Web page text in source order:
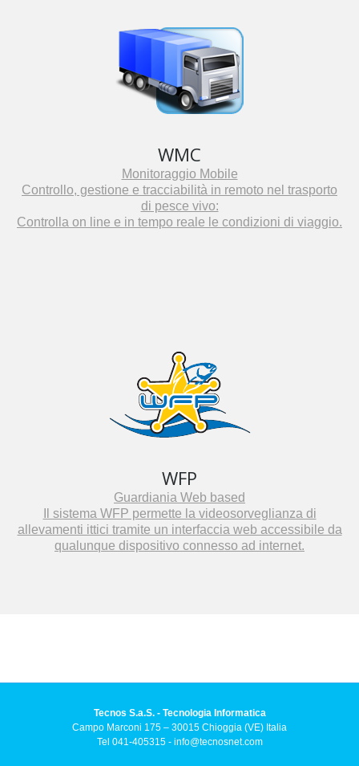
WMC
Monitoraggio Mobile
Controllo, gestione e tracciabilità in remoto nel trasporto
di pesce vivo:
Controlla on line e in tempo reale le condizioni di viaggio.
WFP
Guardiania Web based
Il sistema WFP permette la videosorveglianza di
allevamenti ittici tramite un interfaccia web accessibile da
qualunque dispositivo connesso ad internet.
Tecnos S.a.S. - Tecnologia Informatica
Campo Marconi 175 – 30015 Chioggia (VE) Italia
Tel 041-405315 - info@tecnosnet.com